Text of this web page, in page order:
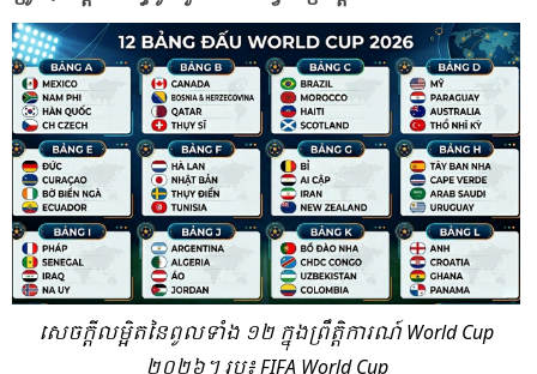
​សេចក្តី​លម្អិត​នៃ​ពូល​ទាំង ១២ ក្នុង​ព្រឹត្តិ​ការណ៍ World Cup